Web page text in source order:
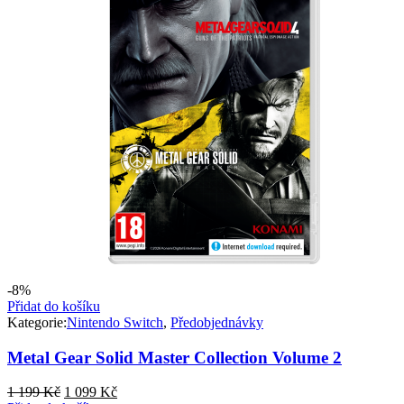
-8%
Přidat do košíku
Kategorie:Nintendo Switch, Předobjednávky
Metal Gear Solid Master Collection Volume 2
1 199Kč Původní
1 099 KčAktuální